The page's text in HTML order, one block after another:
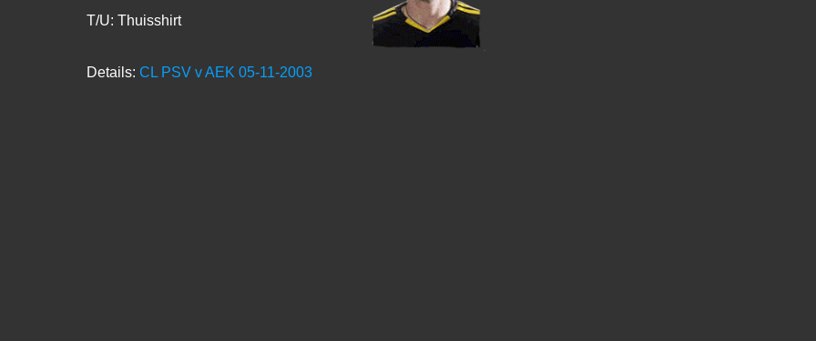
T/U: Thuisshirt
Details:CL PSV v AEK 05-11-2003